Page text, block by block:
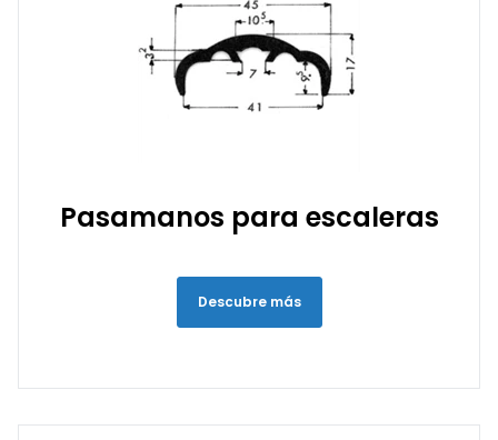
Pasamanos para escaleras
Descubre más